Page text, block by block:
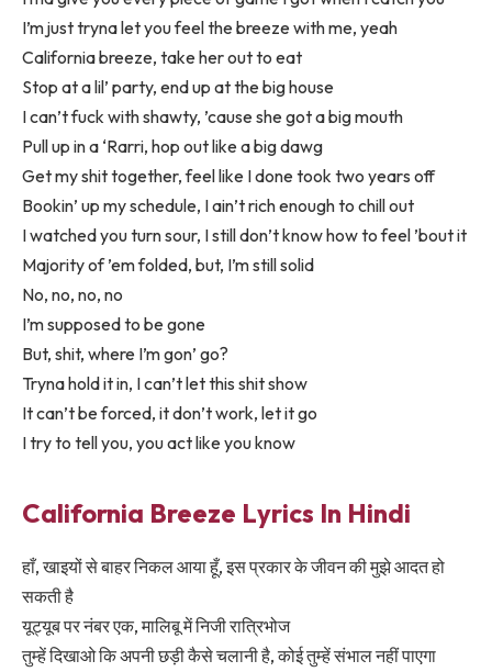
I’m just tryna let you feel the breeze with me, yeah
California breeze, take her out to eat
Stop at a lil’ party, end up at the big house
I can’t fuck with shawty, ’cause she got a big mouth
Pull up in a ‘Rarri, hop out like a big dawg
Get my shit together, feel like I done took two years off
Bookin’ up my schedule, I ain’t rich enough to chill out
I watched you turn sour, I still don’t know how to feel ’bout it
Majority of ’em folded, but, I’m still solid
No, no, no, no
I’m supposed to be gone
But, shit, where I’m gon’ go?
Tryna hold it in, I can’t let this shit show
It can’t be forced, it don’t work, let it go
I try to tell you, you act like you know
California Breeze Lyrics In Hindi
हाँ, खाइयों से बाहर निकल आया हूँ, इस प्रकार के जीवन की मुझे आदत हो
सकती है
यूट्यूब पर नंबर एक, मालिबू में निजी रात्रिभोज
तुम्हें दिखाओ कि अपनी छड़ी कैसे चलानी है, कोई तुम्हें संभाल नहीं पाएगा